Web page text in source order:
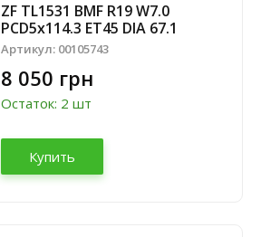
ZF TL1531 BMF R19 W7.0
PCD5x114.3 ET45 DIA 67.1
Артикул: 00105743
8 050 грн
Остаток: 2 шт
Купить